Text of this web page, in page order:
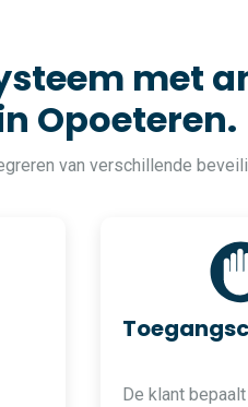
met
Opoeteren.
van verschillende
De klant